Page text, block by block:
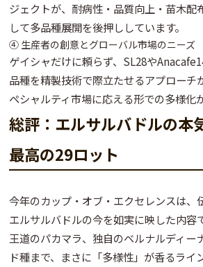
ジェクトが、 耐病性・品質向上・苗木配
して多品種展開を後押ししています。
④ 生産者の創意とグローバル市場のニーズ
ゲイシャだけに頼らず、 SL28や
品種を精製技術で際立たせるアプローチ
ペシャルティ市場に応える形での多様化
総評：エルサルバドルの本
最高の29ロット
今年のカップ・オブ・エクセレンスは、
エルサルバドルの今を如実に映した内容
王道のパカマラ、独自のベルナルディー
ド種まで、
まさに「多様性」が香るライ